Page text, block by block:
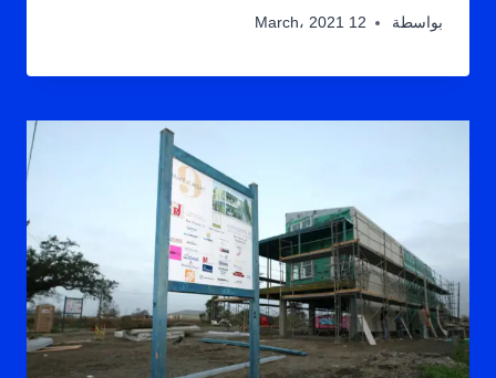
بواسطة 12 March، 2021